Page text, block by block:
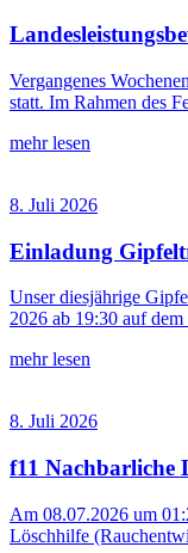
Vergangenes
statt. Im Rahmen des
mehr lesen
8. Juli 2026
Einladung
Unser diesjährige
2026 ab 19:30 auf
mehr lesen
8. Juli 2026
f11 Nachbarliche
Am 08.07.2026 um
Löschhilfe